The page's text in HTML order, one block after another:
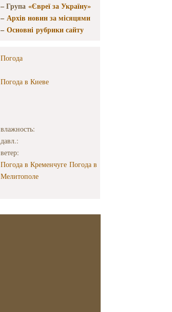
– Група «Євреї за Україну»
–Архів новин за місяцями
–Основні рубрики сайту
Погода
Погода в Киеве
влажность:
давл.:
ветер:
Погода в Кременчуге Погода в
Мелитополе